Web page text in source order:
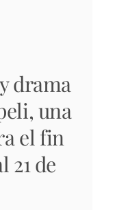
drama
una
el fin
21 de